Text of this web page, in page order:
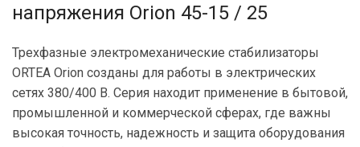
напряжения Orion 45-15 / 25
Трехфазные электромеханические стабилизаторы
ORTEA Orion созданы для работы в электрических
сетях 380/400 В. Серия находит применение в бытовой,
промышленной и коммерческой сферах, где важны
высокая точность, надежность и защита оборудования